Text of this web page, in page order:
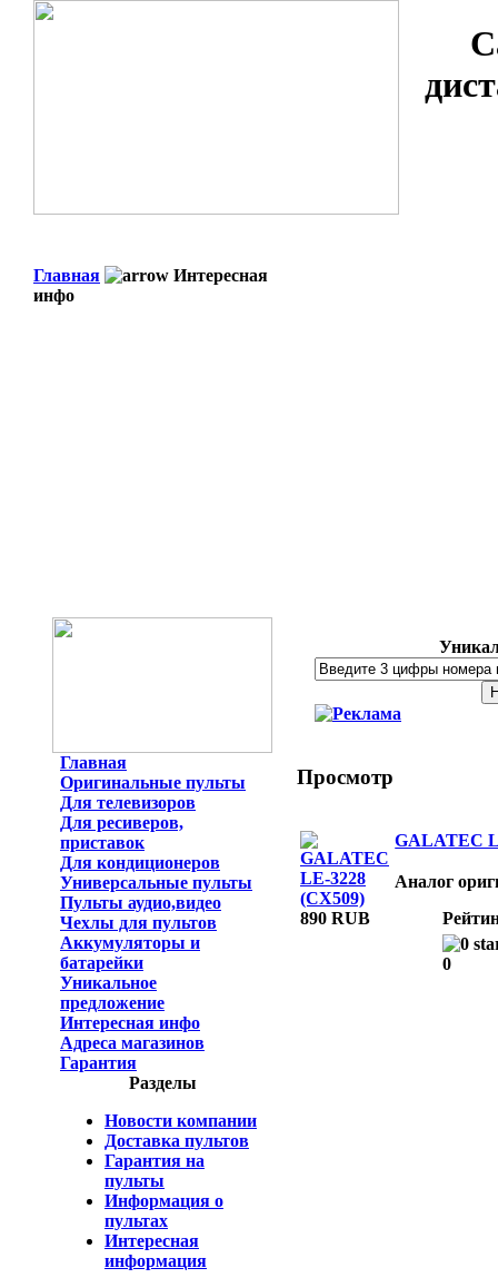
Главная
Интересная
инфо
Главная
Оригинальные пульты
Для телевизоров
Для ресиверов,
приставок
Для кондиционеров
Универсальные пульты
Пульты аудио,видео
Чехлы для пультов
Аккумуляторы и
батарейки
Уникальное
предложение
Интересная инфо
Адреса магазинов
Гарантия
Разделы
Новости компании
Доставка пультов
Гарантия на
пульты
Информация о
пультах
Интересная
информация
Просмотр
GALATEC
Аналог
890 RUB
0